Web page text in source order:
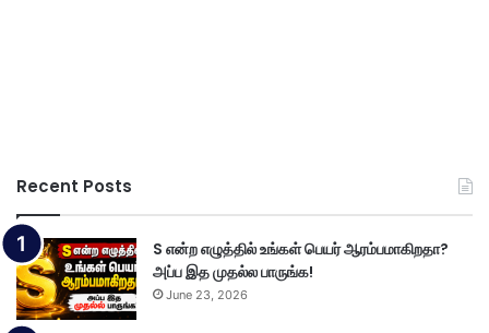
Recent Posts
S என்ற எழுத்தில் உங்கள் பெயர் ஆரம்பமாகிறதா?
அப்ப இத முதல்ல பாருங்க!
June 23, 2026